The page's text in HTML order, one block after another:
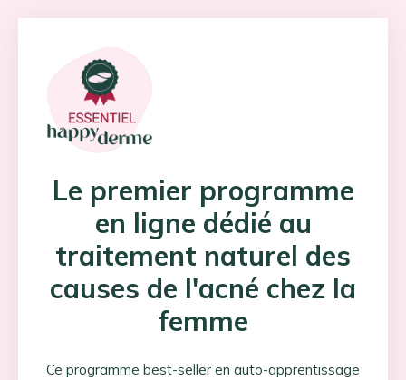
Le premier programme
en ligne dédié au
traitement naturel des
causes de l'acné chez la
femme
Ce programme best-seller en auto-apprentissage